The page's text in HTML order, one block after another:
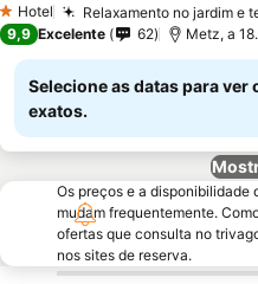
1 Estrelas
Hotel Relaxamento no jardim e
9,9 Excelente 62 Metz, a
Selecione as datas para ver
exatos.
Os preços e a disponibilidade
mudam frequentemente.
ofertas que consulta no
nos sites de reserva.